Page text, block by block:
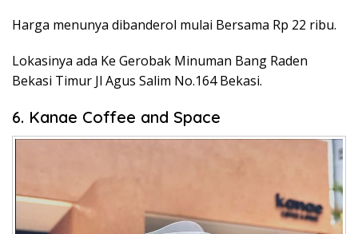
Harga menunya dibanderol mulai Bersama Rp 22 ribu.
Lokasinya ada Ke Gerobak Minuman Bang Raden
Bekasi Timur Jl Agus Salim No.164 Bekasi.
6. Kanae Coffee and Space